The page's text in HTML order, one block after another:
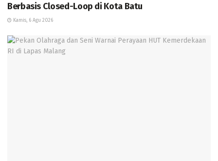
Berbasis Closed-Loop di Kota Batu
Kamis, 6 Agu 2026